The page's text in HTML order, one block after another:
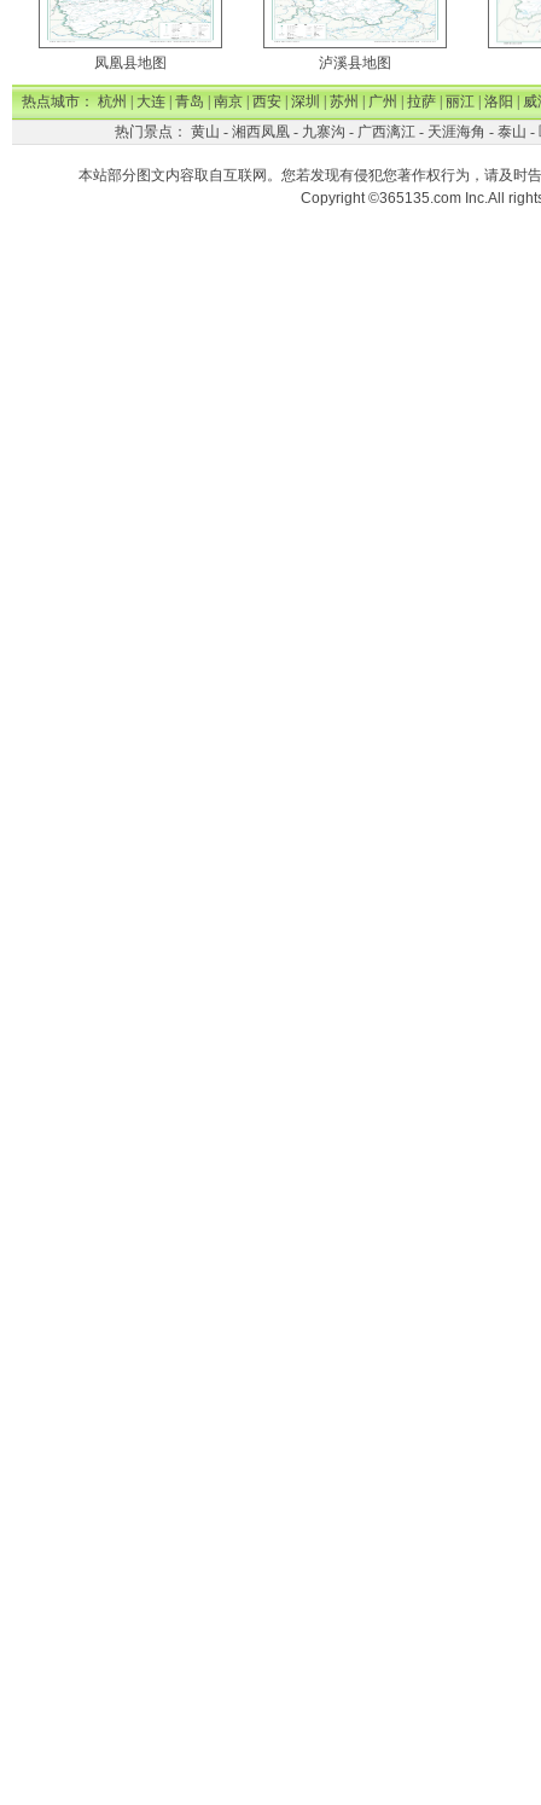
凤凰县地图 泸溪县地图
热点城市：杭州|大连|青岛|南京|西安|深圳|苏州|广州|拉萨|丽江|洛阳|威
热门景点： 黄山 - 湘西凤凰- 九寨沟 - 广西漓江- 天涯海角 - 泰山 -
本站部分图文内容取自互联网。您若发现有侵犯您著作权行为，请及时
Copyright ©365135.com Inc.All